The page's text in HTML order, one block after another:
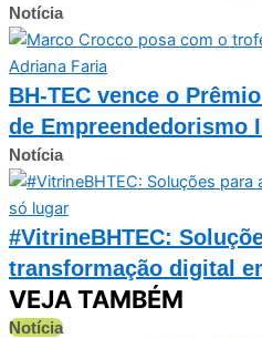
Notícia
BH-TEC vence o
de Empreendedorismo
Notícia
#VitrineBHTEC:
transformação digital
VEJA TAMBÉM
Notícia